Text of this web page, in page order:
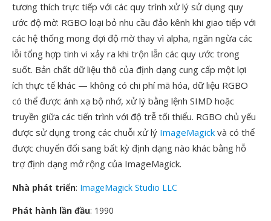
tương thích trực tiếp với các quy trình xử lý sử dụng quy
ước độ mờ: RGBO loại bỏ nhu cầu đảo kênh khi giao tiếp với
các hệ thống mong đợi độ mờ thay vì alpha, ngăn ngừa các
lỗi tổng hợp tinh vi xảy ra khi trộn lẫn các quy ước trong
suốt. Bản chất dữ liệu thô của định dạng cung cấp một lợi
ích thực tế khác — không có chi phí mã hóa, dữ liệu RGBO
có thể được ánh xạ bộ nhớ, xử lý bằng lệnh SIMD hoặc
truyền giữa các tiến trình với độ trễ tối thiểu. RGBO chủ yếu
được sử dụng trong các chuỗi xử lý ImageMagick và có thể
được chuyển đổi sang bất kỳ định dạng nào khác bằng hỗ
trợ định dạng mở rộng của ImageMagick.
Nhà phát triển: ImageMagick Studio LLC
Phát hành lần đầu: 1990